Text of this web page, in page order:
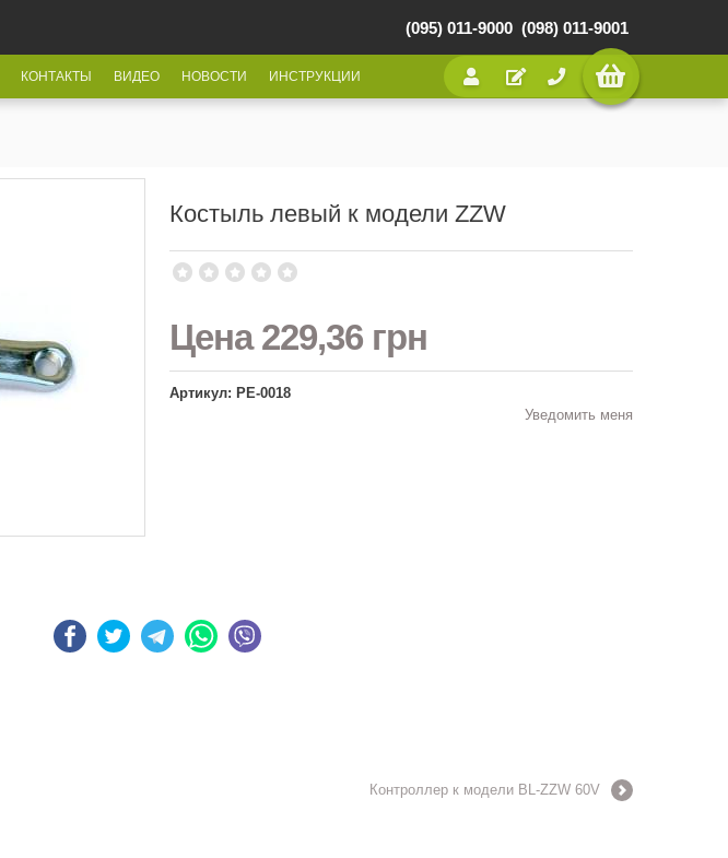
(095) 011-9000 (098) 011-9001
КОНТАКТЫ ВИДЕО НОВОСТИ ИНСТРУКЦИИ
Костыль левый к модели ZZW
Цена229,36 грн
Артикул: РЕ-0018
Уведомить меня
Контроллер к модели BL-ZZW 60V